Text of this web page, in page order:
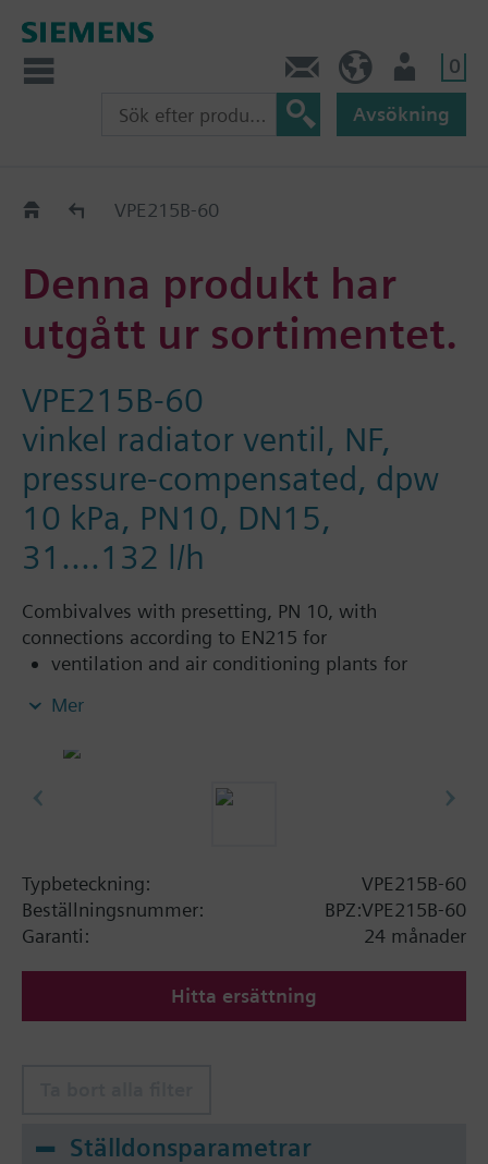
0
Avsökning
Old2NewVPE215B-60
Denna produkt har
utgått ur sortimentet.
VPE215B-60
vinkel radiator ventil, NF,
pressure-compensated, dpw
10 kPa, PN10, DN15,
31....132 l/h
Combivalves with presetting, PN 10, with
connections according to EN215 for
ventilation and air conditioning plants for
hydraulic balancing of terminal units, such as
heating zones like self-contained heating
Ytterligare information
Suitable media: Water (to VDI 2035), water with
anti-freeze.
The valves can be operated with Siemens actuators
type SSA.. / STA..
Mer
Typbeteckning:
VPE215B-60
Beställningsnummer:
BPZ:VPE215B-60
Garanti:
24 månader
Hitta ersättning
Ställdonsparametrar